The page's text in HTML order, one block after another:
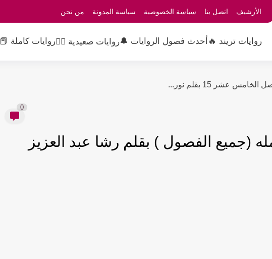
الأرشيف اتصل بنا سياسة الخصوصية سياسة المدونة من نحن
روايات تريند 🔥 أحدث فصول الروايات 🔔روايات صعيدية 👳‍♂️روايات كاملة 📕
عشر 15 بقلم نور...
0
(جميع الفصول ) بقلم رشا عبد العزيز